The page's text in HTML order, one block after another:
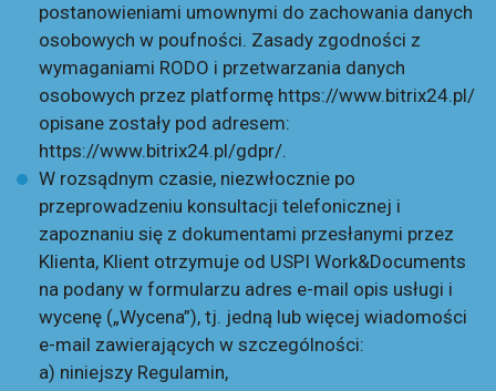
postanowieniami umownymi do zachowania danych
osobowych w poufności. Zasady zgodności z
wymaganiami RODO i przetwarzania danych
osobowych przez platformę https://www.bitrix24.pl/
opisane zostały pod adresem:
https://www.bitrix24.pl/gdpr/.
W rozsądnym czasie, niezwłocznie po
przeprowadzeniu konsultacji telefonicznej i
zapoznaniu się z dokumentami przesłanymi przez
Klienta, Klient otrzymuje od USPI Work&Documents
na podany w formularzu adres e-mail opis usługi i
wycenę („Wycena”), tj. jedną lub więcej wiadomości
e-mail zawierających w szczególności:
a) niniejszy Regulamin,